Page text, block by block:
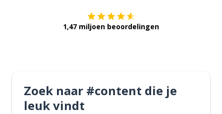
1,47 miljoen beoordelingen
Zoek naar #content die je
leuk vindt